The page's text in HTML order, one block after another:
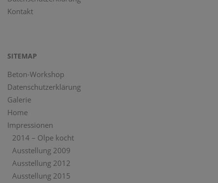
Kontakt
SITEMAP
Beton-Workshop
Datenschutzerklärung
Galerie
Home
Impressionen
2014 – Olpe kocht
Ausstellung 2009
Ausstellung 2012
Ausstellung 2015